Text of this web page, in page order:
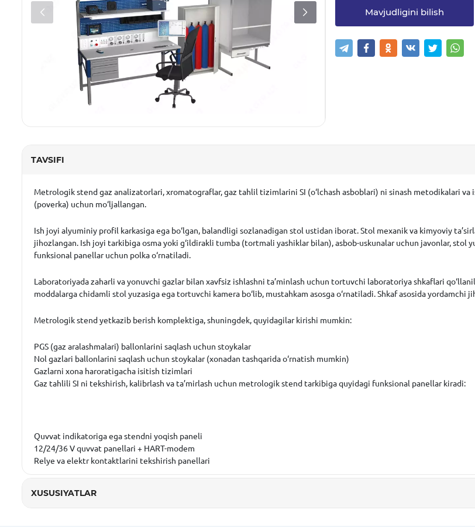
Mavjudligini bilish
TAVSIFI
Metrologik stend gaz analizatorlari, xromatograflar, gaz tahlil tizimlarini SI (o‘lchash asboblari) ni sinash metodikalari
(poverka) uchun mo‘ljallangan.
Ish joyi alyuminiy profil karkasiga ega bo‘lgan, balandligi sozlanadigan stol ustidan iborat. Stol mexanik va kimyoviy
jihozlangan. Ish joyi tarkibiga osma yoki g‘ildirakli tumba (tortmali yashiklar bilan), asbob-uskunalar uchun javonlar, stol
funksional panellar uchun polka o‘rnatiladi.
Laboratoriyada zaharli va yonuvchi gazlar bilan xavfsiz ishlashni ta’minlash uchun tortuvchi laboratoriya shkaflari
moddalarga chidamli stol yuzasiga ega tortuvchi kamera bo‘lib, mustahkam asosga o‘rnatiladi. Shkaf asosida yordamchi
Metrologik stend yetkazib berish komplektiga, shuningdek, quyidagilar kirishi mumkin:
PGS (gaz aralashmalari) ballonlarini saqlash uchun stoykalar
Nol gazlari ballonlarini saqlash uchun stoykalar (xonadan tashqarida o‘rnatish mumkin)
Gazlarni xona haroratigacha isitish tizimlari
Gaz tahlili SI ni tekshirish, kalibrlash va ta’mirlash uchun metrologik stend tarkibiga quyidagi funksional panellar kiradi:
Quvvat indikatoriga ega stendni yoqish paneli
12/24/36 V quvvat panellari + HART-modem
Relye va elektr kontaktlarini tekshirish panellari
XUSUSIYATLAR